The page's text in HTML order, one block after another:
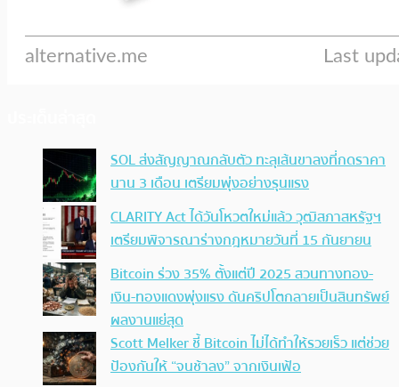
SOL ส่งสัญญาณกลับตัว ทะลุเส้นขาลงที่กดราคา
นาน 3 เดือน เตรียมพุ่งอย่างรุนแรง
CLARITY Act ได้วันโหวตใหม่แล้ว วุฒิสภาสหรัฐฯ
เตรียมพิจารณาร่างกฎหมายวันที่ 15 กันยายน
Bitcoin ร่วง 35% ตั้งแต่ปี 2025 สวนทางทอง-
เงิน-ทองแดงพุ่งแรง ดันคริปโตกลายเป็นสินทรัพย์
ผลงานแย่สุด
Scott Melker ชี้ Bitcoin ไม่ได้ทำให้รวยเร็ว แต่ช่วย
ป้องกันให้ “จนช้าลง” จากเงินเฟ้อ